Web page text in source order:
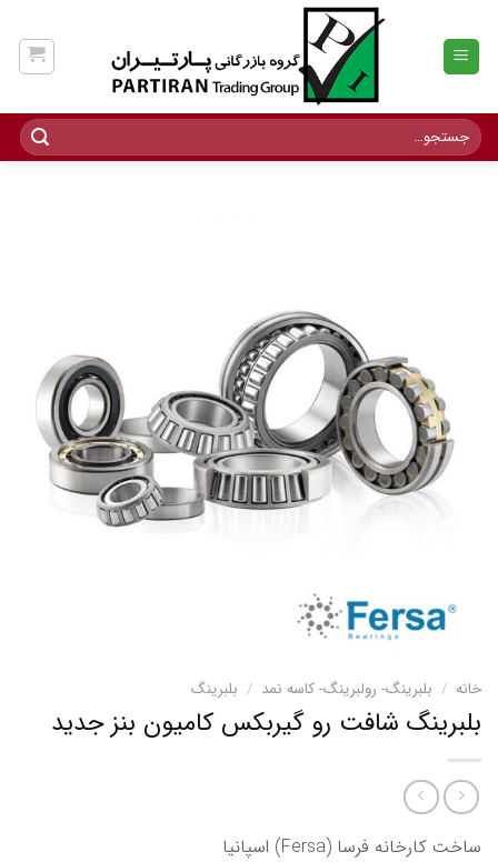
content
جستجو
برای:
خانه / بلبرینگ- رولبرینگ- کاسه نمد / بلبرینگ
بلبرینگ شافت رو گیربکس کامیون بنز جدید
ساخت کارخانه فرسا (Fersa) اسپانیا